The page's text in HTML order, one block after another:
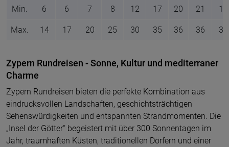
Min. 6 6 7 8 12 17 20 21 17
Max. 14 17 20 25 30 35 36 36 34
Zypern Rundreisen - Sonne, Kultur und mediterraner
Charme
Zypern Rundreisen bieten die perfekte Kombination aus
eindrucksvollen Landschaften, geschichtsträchtigen
Sehenswürdigkeiten und entspannten Strandmomenten. Die
„Insel der Götter“ begeistert mit über 300 Sonnentagen im
Jahr, traumhaften Küsten, traditionellen Dörfern und einer